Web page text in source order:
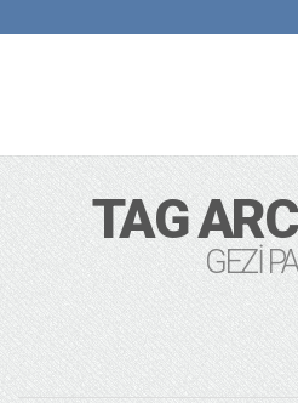
TAG
GEZI